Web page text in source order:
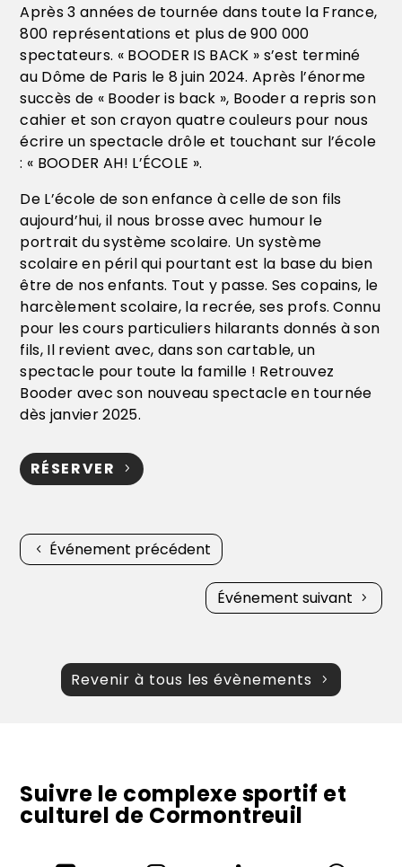
Après 3 années de tournée dans toute la France,
800 représentations et plus de 900 000
spectateurs. « BOODER IS BACK » s’est terminé
au Dôme de Paris le 8 juin 2024. Après l’énorme
succès de « Booder is back », Booder a repris son
cahier et son crayon quatre couleurs pour nous
écrire un spectacle drôle et touchant sur l’école
: « BOODER AH! L’ÉCOLE ».
De L’école de son enfance à celle de son fils
aujourd’hui, il nous brosse avec humour le
portrait du système scolaire. Un système
scolaire en péril qui pourtant est la base du bien
être de nos enfants. Tout y passe. Ses copains, le
harcèlement scolaire, la recrée, ses profs. Connu
pour les cours particuliers hilarants donnés à son
fils, Il revient avec, dans son cartable, un
spectacle pour toute la famille ! Retrouvez
Booder avec son nouveau spectacle en tournée
dès janvier 2025.
RÉSERVER
Événement précédent
Événement suivant
Revenir à tous les évènements
Suivre le complexe sportif et
culturel de Cormontreuil